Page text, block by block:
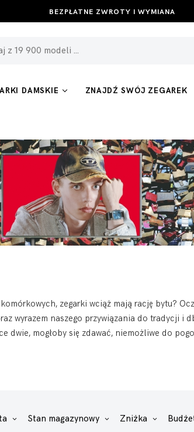
BEZPŁATNE ZWROTY I WYMIANA
DAMSKIE ZNAJDŹ SWÓJ ZEGAREK
zegarki wciąż mają rację bytu?
wyrazem naszego przywiązania do tradycji i
mogłoby się zdawać, niemożliwe do
Stan magazynowy Zniżka